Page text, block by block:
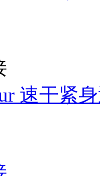
速干紧